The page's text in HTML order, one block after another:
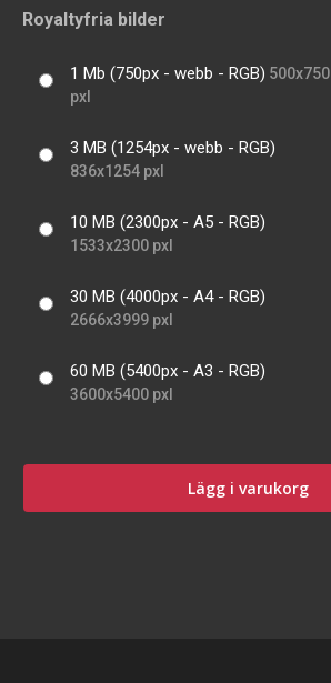
Royaltyfria bilder
1 Mb (750px - webb - RGB) 500x750
pxl
3 MB (1254px - webb - RGB)
836x1254 pxl
10 MB (2300px - A5 - RGB)
1533x2300 pxl
30 MB (4000px - A4 - RGB)
2666x3999 pxl
60 MB (5400px - A3 - RGB)
3600x5400 pxl
Lägg i varukorg